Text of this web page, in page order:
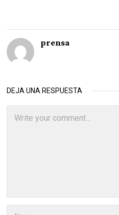
prensa
DEJA UNA RESPUESTA